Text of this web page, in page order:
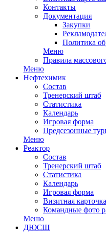
Контакты
Документация
Закупки
Политика
Меню
Правила
Меню
Нефтехимик
Состав
Тренерский штаб
Статистика
Календарь
Игровая форма
Предсезонные
Меню
Реактор
Состав
Тренерский штаб
Статистика
Календарь
Игровая форма
Визитная карточка
Командные фото
Меню
ДЮСШ